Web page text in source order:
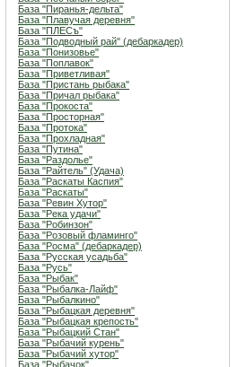
База "Пиранья-дельта"
База "Плавучая деревня"
База "ПЛЕСъ"
База "Подводный рай" (дебаркадер)
База "Понизовье"
База "Поплавок"
База "Приветливая"
База "Пристань рыбака"
База "Причал рыбака"
База "Прокоста"
База "Просторная"
База "Протока"
База "Прохладная"
База "Путина"
База "Раздолье"
База "Райтель" (Удача)
База "Раскаты Каспия"
База "Раскаты"
База "Ревин Хутор"
База "Река удачи"
База "Робинзон"
База "Розовый фламинго"
База "Росма" (дебаркадер)
База "Русская усадьба"
База "Русь"
База "Рыбак"
База "Рыбалка-Лайф"
База "Рыбалкино"
База "Рыбацкая деревня"
База "Рыбацкая крепость"
База "Рыбацкий Стан"
База "Рыбачий курень"
База "Рыбачий хутор"
База "Рыбачок"